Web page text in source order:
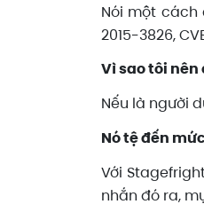
Nói một cách
2015-3826,
Vì sao tôi
Nếu là người
Nó tệ đến
Với
nhắn đó ra,